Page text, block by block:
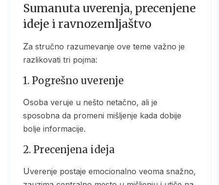
Sumanuta uverenja, precenjene
ideje i ravnozemljaštvo
Za stručno razumevanje ove teme važno je
razlikovati tri pojma:
1. Pogrešno uverenje
Osoba veruje u nešto netačno, ali je
sposobna da promeni mišljenje kada dobije
bolje informacije.
2. Precenjena ideja
Uverenje postaje emocionalno veoma snažno,